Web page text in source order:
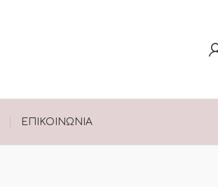
ΕΠΙΚΟΙΝΩΝΊΑ